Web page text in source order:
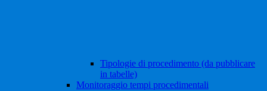
Tipologie di procedimento (da pubblicare
in tabelle)
Monitoraggio tempi procedimentali